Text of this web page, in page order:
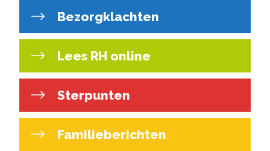
Bezorgklachten
Lees RH online
Sterpunten
Familieberichten